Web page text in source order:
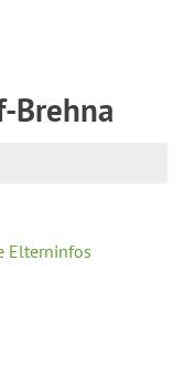
Brehna
Elterninfos